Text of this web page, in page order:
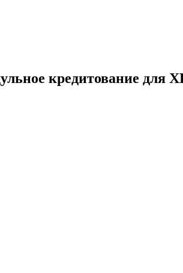
кредитование для